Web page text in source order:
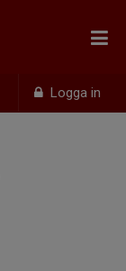
Logga in